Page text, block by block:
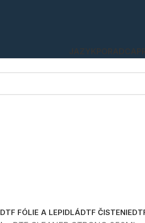
DTF FÓLIE A LEPIDLÁDTF ČISTENIE